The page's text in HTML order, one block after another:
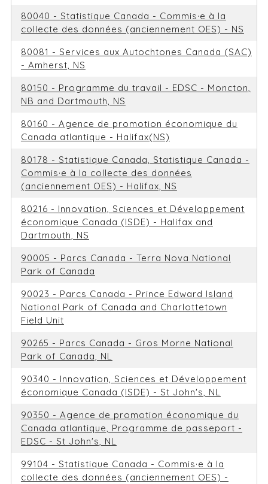
80040 - Statistique Canada - Commis·e à la
collecte des données (anciennement OES) - NS
80081 - Services aux Autochtones Canada (SAC)
- Amherst, NS
80150 - Programme du travail - EDSC - Moncton,
NB and Dartmouth, NS
80160 - Agence de promotion économique du
Canada atlantique - Halifax(NS)
80178 - Statistique Canada, Statistique Canada -
Commis·e à la collecte des données
(anciennement OES) - Halifax, NS
80216 - Innovation, Sciences et Développement
économique Canada (ISDE) - Halifax and
Dartmouth, NS
90005 - Parcs Canada - Terra Nova National
Park of Canada
90023 - Parcs Canada - Prince Edward Island
National Park of Canada and Charlottetown
Field Unit
90265 - Parcs Canada - Gros Morne National
Park of Canada, NL
90340 - Innovation, Sciences et Développement
économique Canada (ISDE) - St John's, NL
90350 - Agence de promotion économique du
Canada atlantique, Programme de passeport -
EDSC - St John's, NL
99104 - Statistique Canada - Commis·e à la
collecte des données (anciennement OES) -